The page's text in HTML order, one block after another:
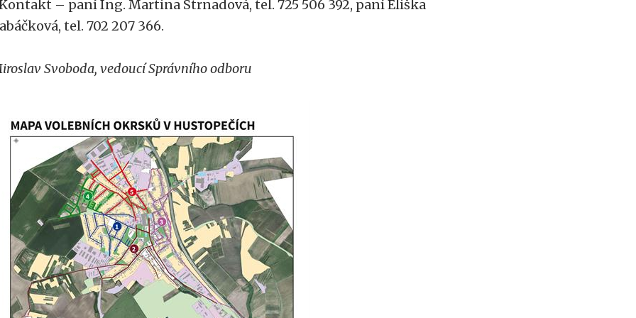
Kontakt – paní Ing. Martina Strnadová, tel. 725 506 392, paní Eliška
tel. 702 207 366.
Svoboda, vedoucí Správního odboru